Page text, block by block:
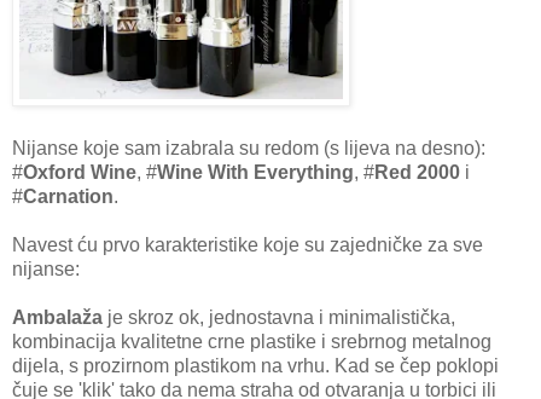
Nijanse koje sam izabrala su redom (s lijeva na desno):
#Oxford Wine, #Wine With Everything, #Red 2000 i
#Carnation.
Navest ću prvo karakteristike koje su zajedničke za sve
nijanse:
Ambalaža je skroz ok, jednostavna i minimalistička,
kombinacija kvalitetne crne plastike i srebrnog metalnog
dijela, s prozirnom plastikom na vrhu. Kad se čep poklopi
čuje se 'klik' tako da nema straha od otvaranja u torbici ili